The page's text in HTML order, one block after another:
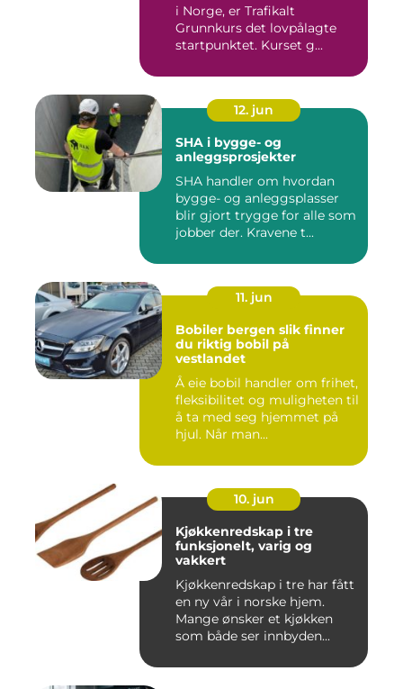
i Norge, er Trafikalt
Grunnkurs det lovpålagte
startpunktet. Kurset g...
12. jun
SHA i bygge- og
anleggsprosjekter
SHA handler om hvordan
bygge- og anleggsplasser
blir gjort trygge for alle som
jobber der. Kravene t...
11. jun
Bobiler bergen slik finner
du riktig bobil på
vestlandet
Å eie bobil handler om frihet,
fleksibilitet og muligheten til
å ta med seg hjemmet på
hjul. Når man...
10. jun
Kjøkkenredskap i tre
funksjonelt, varig og
vakkert
Kjøkkenredskap i tre har fått
en ny vår i norske hjem.
Mange ønsker et kjøkken
som både ser innbyden...